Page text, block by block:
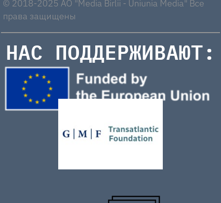
© 2018-2025 AO "Media Birlii - Uniunia Media" Все
права защищены
НАС ПОДДЕРЖИВАЮТ: